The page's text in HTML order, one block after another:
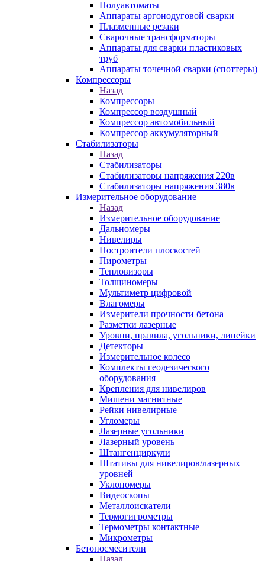
Полуавтоматы
Аппараты аргонодуговой сварки
Плазменные резаки
Сварочные трансформаторы
Аппараты для сварки пластиковых
труб
Аппараты точечной сварки (споттеры)
Компрессоры
Назад
Компрессоры
Компрессор воздушный
Компрессор автомобильный
Компрессор аккумуляторный
Стабилизаторы
Назад
Стабилизаторы
Стабилизаторы напряжения 220в
Стабилизаторы напряжения 380в
Измерительное оборудование
Назад
Измерительное оборудование
Дальномеры
Нивелиры
Построители плоскостей
Пирометры
Тепловизоры
Толщиномеры
Мультиметр цифровой
Влагомеры
Измерители прочности бетона
Разметки лазерные
Уровни, правила, угольники, линейки
Детекторы
Измерительное колесо
Комплекты геодезического
оборудования
Крепления для нивелиров
Мишени магнитные
Рейки нивелирные
Угломеры
Лазерные угольники
Лазерный уровень
Штангенциркули
Штативы для нивелиров/лазерных
уровней
Уклономеры
Видеоскопы
Металлоискатели
Термогигрометры
Термометры контактные
Микрометры
Бетоносмесители
Назад